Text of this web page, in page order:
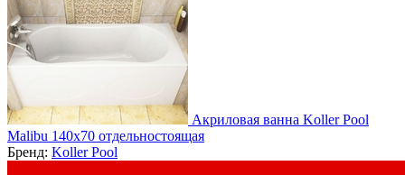
Акриловая ванна Koller Pool
Malibu 140х70 отдельностоящая
Бренд: Koller Pool